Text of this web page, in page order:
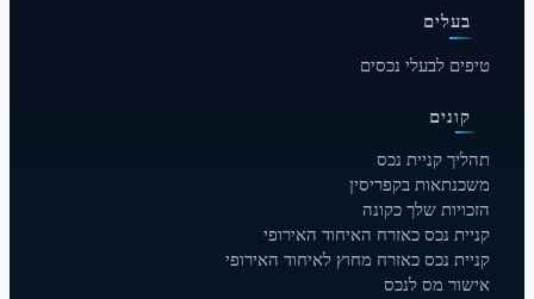
בעלים
טיפים לבעלי נכסים
קונים
תהליך קניית נכס
משכנתאות בקפריסין
הזכויות שלך כקונה
קניית נכס כאזרח האיחוד האירופי
קניית נכס כאזרח מחוץ לאיחוד האירופי
אישור מס לנכס